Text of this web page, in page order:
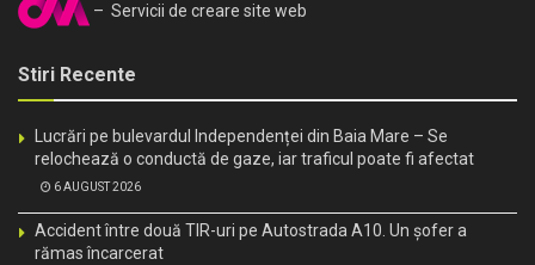
– Servicii de creare site web
Stiri Recente
Lucrări pe bulevardul Independenței din Baia Mare – Se
relochează o conductă de gaze, iar traficul poate fi afectat
6 AUGUST 2026
Accident între două TIR-uri pe Autostrada A10. Un șofer a
rămas încarcerat